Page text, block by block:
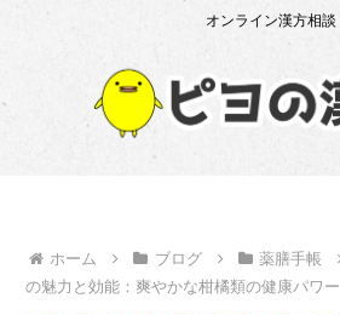
オンライン漢方相談
ホーム ブログ 薬膳手帳
の魅力と効能：爽やかな柑橘類の健康パワー